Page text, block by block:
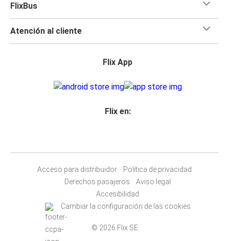
FlixBus
Atención al cliente
Flix App
Flix en:
Acceso para distribuidor
Política de privacidad
Derechos pasajeros
Aviso legal
Accesibilidad
Cambiar la configuración de las cookies
© 2026 Flix SE